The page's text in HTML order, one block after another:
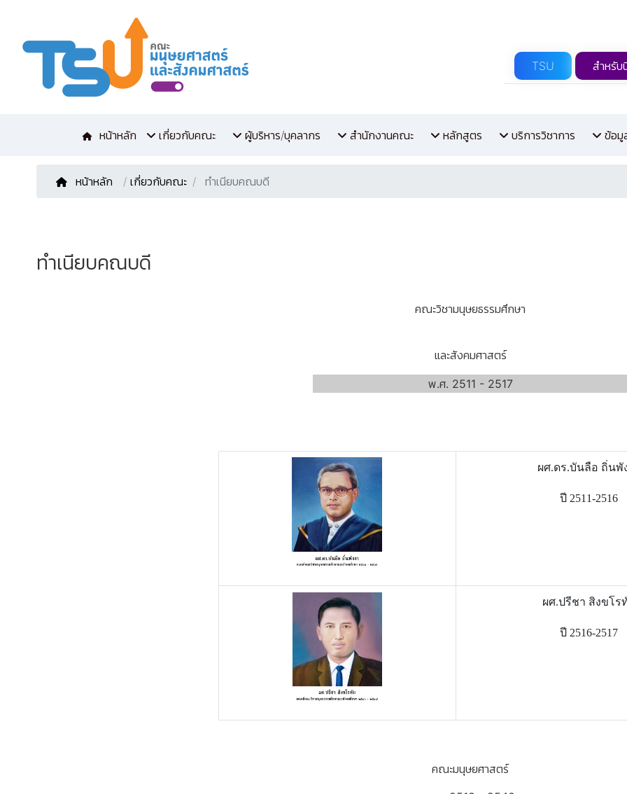
TSU สำหรับ
หน้าหลัก เกี่ยวกับคณะ ผู้บริหาร/บุคลากร สำนักงานคณะ หลักสูตร บริการวิชาการ ข้อมู
หน้าหลัก / เกี่ยวกับคณะ ทำเนียบคณบดี
ทำเนียบคณบดี
คณะวิชามนุษยธรรมศึกษา
และสังคมศาสตร์
พ.ศ. 2511 - 2517
ผศ.ดร.บันลือ ถิ่นพั
ปี 2511-2516
ผศ.ปรีชา สิงขโร
ปี 2516-2517
คณะมนุษยศาสตร์